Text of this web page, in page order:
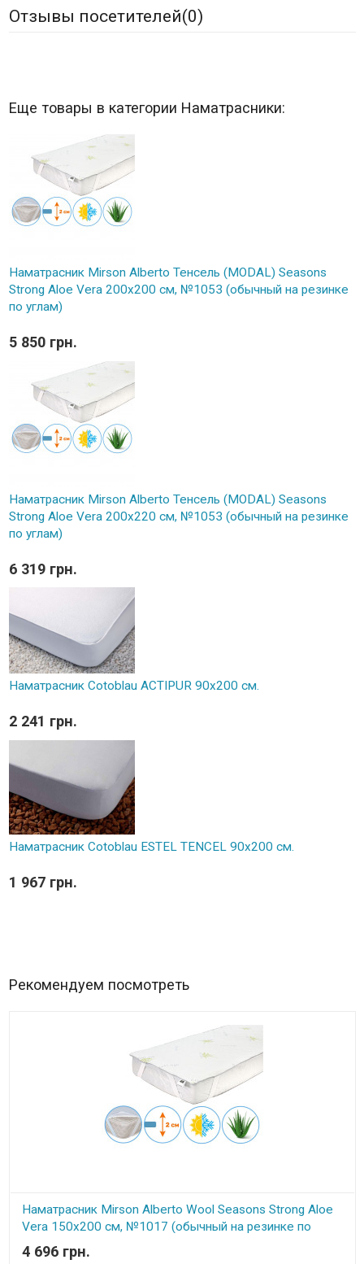
Отзывы посетителей(0)
Еще товары в категории Наматрасники:
Наматрасник Mirson Alberto Тенсель (MODAL) Seasons
Strong Aloe Vera 200x200 см, №1053 (обычный на резинке
по углам)
5 850 грн.
Наматрасник Mirson Alberto Тенсель (MODAL) Seasons
Strong Aloe Vera 200x220 см, №1053 (обычный на резинке
по углам)
6 319 грн.
Наматрасник Cotoblau ACTIPUR 90х200 см.
2 241 грн.
Наматрасник Cotoblau ESTEL TENCEL 90х200 см.
1 967 грн.
Рекомендуем посмотреть
Наматрасник Mirson Alberto Wool Seasons Strong Aloe
Vera 150x200 см, №1017 (обычный на резинке по
углам)
4 696 грн.